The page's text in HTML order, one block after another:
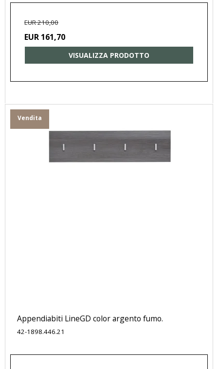
EUR 210,00
EUR 161,70
VISUALIZZA PRODOTTO
Vendita
Appendiabiti LineGD color argento fumo.
42-1898.446.21